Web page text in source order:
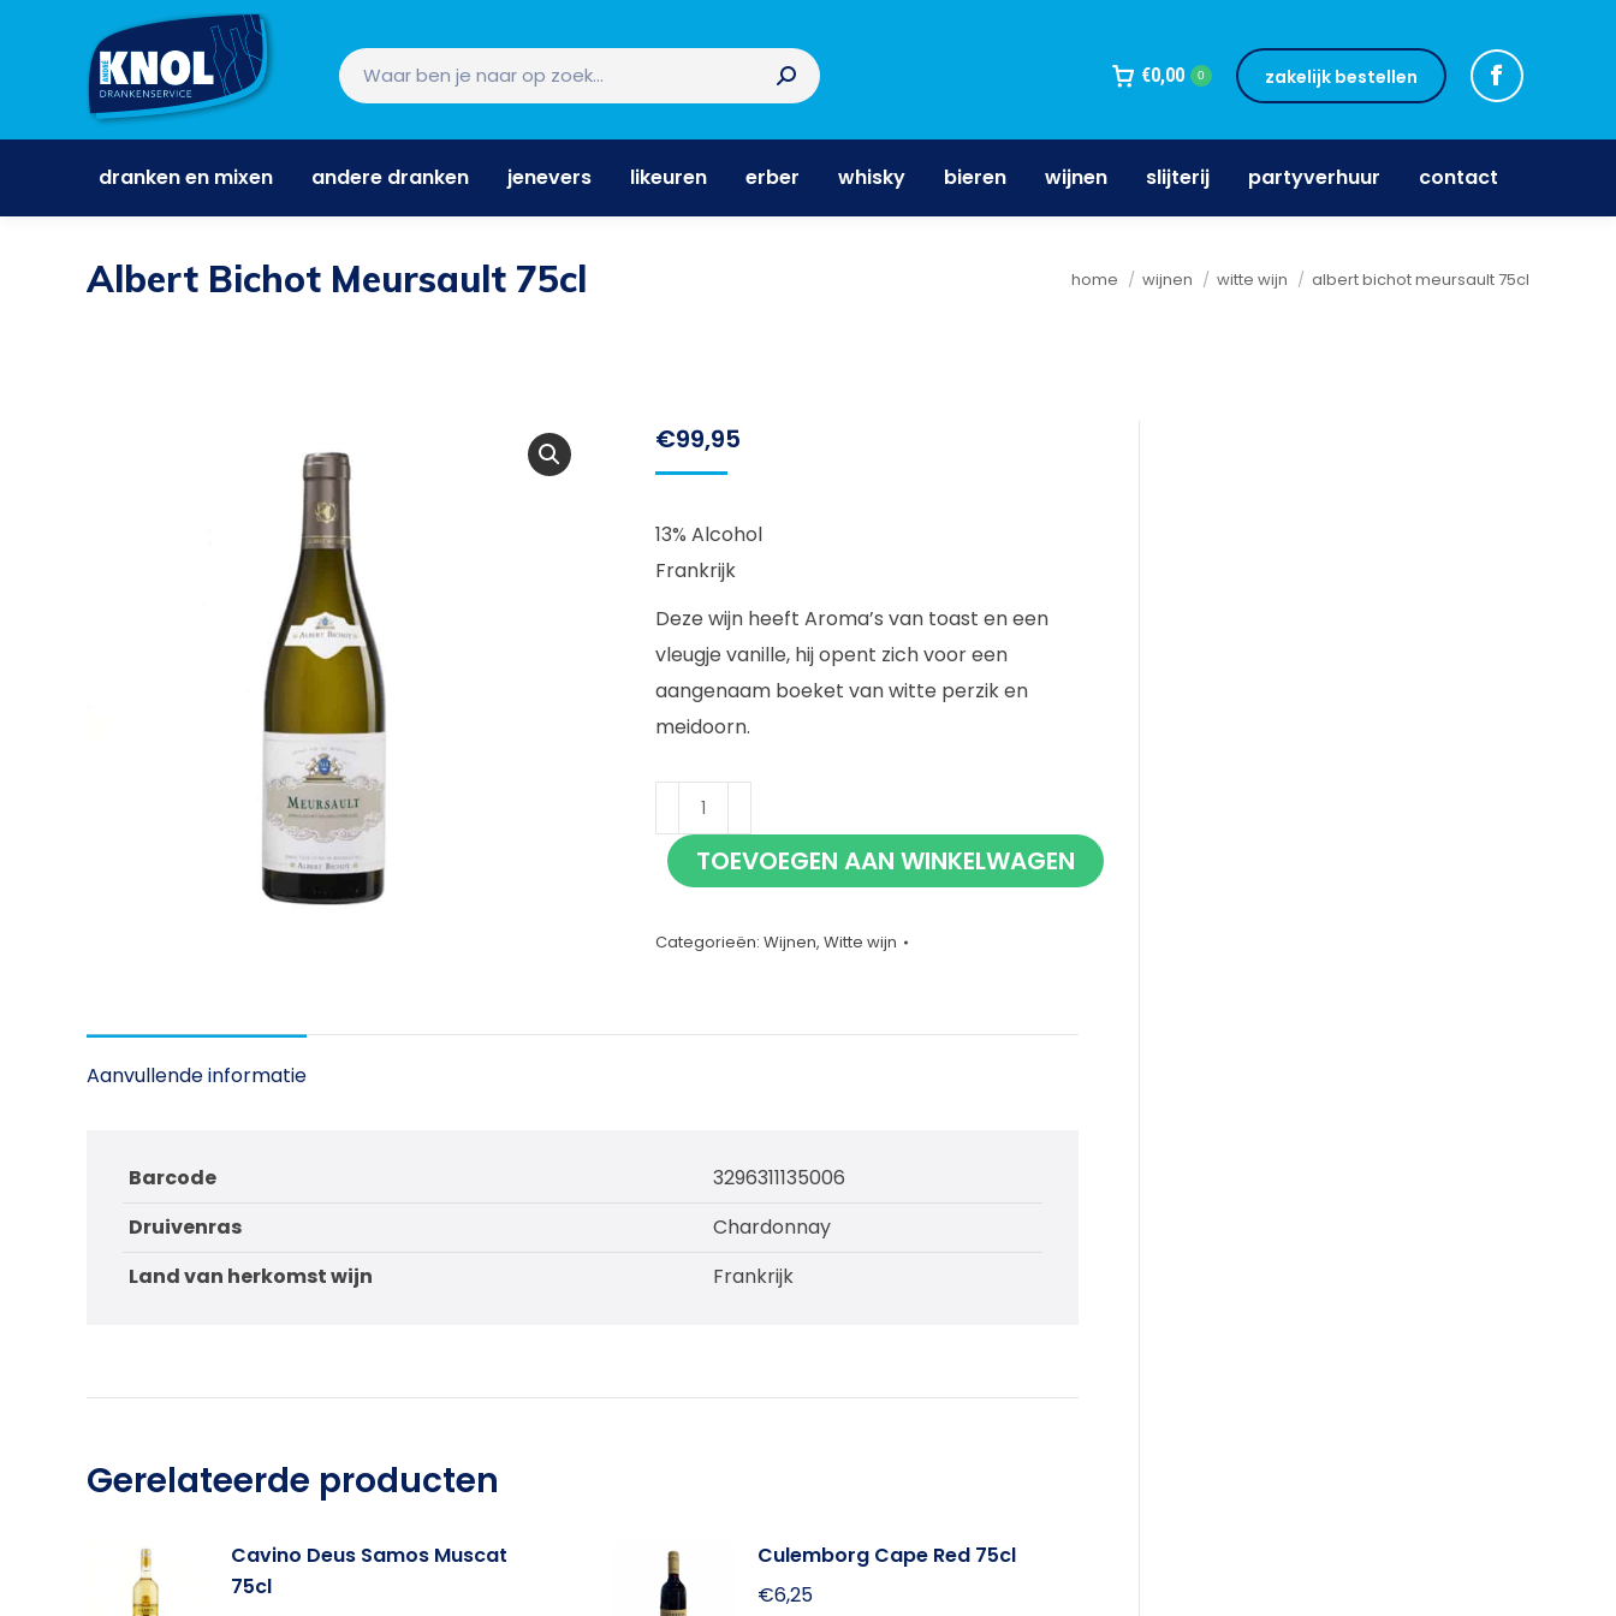
€0,00 0 zakelijk bestellen
dranken en mixen andere dranken jenevers likeuren erber whisky bieren wijnen slijterij partyverhuur contact
Albert Bichot Meursault 75cl Je bent hier:
home wijnen witte wijn albert bichot meursault 75cl
€99,95
13% Alcohol
Frankrijk
Deze wijn heeft Aroma’s van toast en een
vleugje vanille, hij opent zich voor een
aangenaam boeket van witte perzik en
meidoorn.
Albert
Bichot
Meursault
aantal
TOEVOEGEN AAN WINKELWAGEN
Categorieën: Wijnen, Witte wijn
Aanvullende informatie
Barcode
3296311135006
Druivenras
Chardonnay
Land van herkomst wijn
Frankrijk
Gerelateerde producten
Cavino Deus Samos Muscat
75cl
Culemborg Cape Red 75cl
€6,25
dranken en mixen